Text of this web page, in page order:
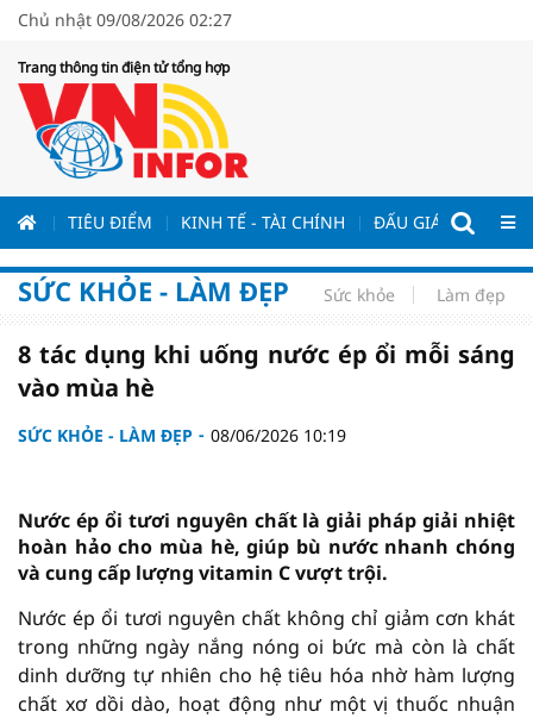
Chủ nhật 09/08/2026 02:27
Trang thông tin điện tử tổng hợp
TIÊU ĐIỂM KINH TẾ - TÀI CHÍNH ĐẤU GIÁ - ĐẤU
SỨC KHỎE - LÀM ĐẸP Sức khỏe Làm đẹp
8 tác dụng khi uống nước ép ổi mỗi sáng
vào mùa hè
SỨC KHỎE - LÀM ĐẸP 08/06/2026 10:19
Nước ép ổi tươi nguyên chất là giải pháp giải nhiệt
hoàn hảo cho mùa hè, giúp bù nước nhanh chóng
và cung cấp lượng vitamin C vượt trội.
Nước ép ổi tươi nguyên chất không chỉ giảm cơn khát
trong những ngày nắng nóng oi bức mà còn là chất
dinh dưỡng tự nhiên cho hệ tiêu hóa nhờ hàm lượng
chất xơ dồi dào, hoạt động như một vị thuốc nhuận